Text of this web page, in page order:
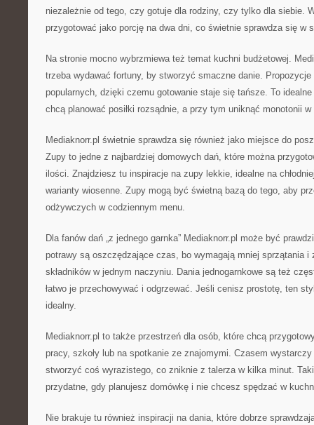
niezależnie od tego, czy gotuje dla rodziny, czy tylko dla siebie.
przygotować jako porcję na dwa dni, co świetnie sprawdza się w
Na stronie mocno wybrzmiewa też temat kuchni budżetowej.
trzeba wydawać fortuny, by stworzyć smaczne danie.
popularnych, dzięki czemu gotowanie staje się tańsze. To
chcą planować posiłki rozsądnie, a przy tym uniknąć monotonii
Mediaknorr.pl świetnie sprawdza się również jako miejsce do
Zupy to jedne z najbardziej domowych dań, które można
ilości. Znajdziesz tu inspiracje na zupy lekkie, idealne na
warianty wiosenne. Zupy mogą być świetną bazą do tego, aby
odżywczych w codziennym menu.
Dla fanów dań „z jednego garnka” Mediaknorr.pl może być
potrawy są oszczędzające czas, bo wymagają mniej sprzątania i
składników w jednym naczyniu. Dania jednogarnkowe są też
łatwo je przechowywać i odgrzewać. Jeśli cenisz prostotę, ten
idealny.
Mediaknorr.pl to także przestrzeń dla osób, które chcą
pracy, szkoły lub na spotkanie ze znajomymi. Czasem wystarczy
stworzyć coś wyrazistego, co zniknie z talerza w kilka minut.
przydatne, gdy planujesz domówkę i nie chcesz spędzać w
Nie brakuje tu również inspiracji na dania, które dobrze